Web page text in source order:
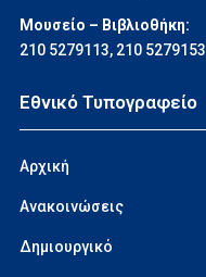
Μουσείο – Βιβλιοθήκη:
210 5279113, 210 5279153
Εθνικό Τυπογραφείο
Αρχική
Ανακοινώσεις
Δημιουργικό